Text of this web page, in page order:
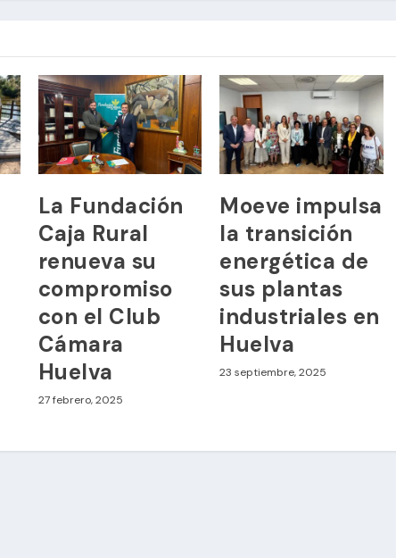
La Fundación
Caja Rural
renueva su
compromiso
con el Club
Cámara
Huelva
27 febrero, 2025
Moeve impulsa
la transición
energética de
sus plantas
industriales en
Huelva
23 septiembre, 2025